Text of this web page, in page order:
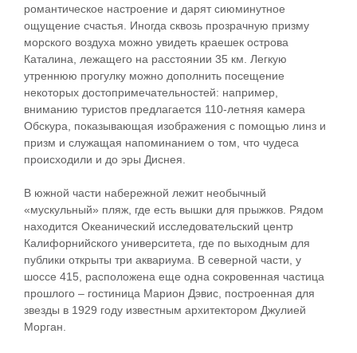
романтическое настроение и дарят сиюминутное
ощущение счастья. Иногда сквозь прозрачную призму
морского воздуха можно увидеть краешек острова
Каталина, лежащего на расстоянии 35 км. Легкую
утреннюю прогулку можно дополнить посещение
некоторых достопримечательностей: например,
вниманию туристов предлагается 110-летняя камера
Обскура, показывающая изображения с помощью линз и
призм и служащая напоминанием о том, что чудеса
происходили и до эры Диснея.
В южной части набережной лежит необычный
«мускульный» пляж, где есть вышки для прыжков. Рядом
находится Океанический исследовательский центр
Калифорнийского университета, где по выходным для
публики открыты три аквариума. В северной части, у
шоссе 415, расположена еще одна сокровенная частица
прошлого – гостиница Марион Дэвис, построенная для
звезды в 1929 году известным архитектором Джулией
Морган.